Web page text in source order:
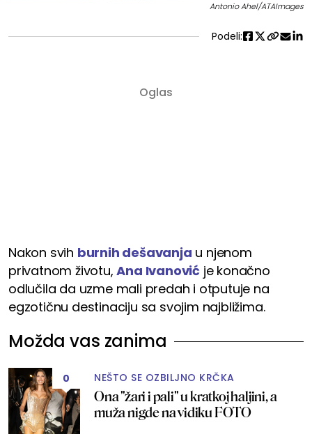
Antonio Ahel/ATAImages
Podeli:
Nakon svih burnih dešavanja u njenom
privatnom životu,Ana Ivanović je konačno
odlučila da uzme mali predah i otputuje na
egzotičnu destinaciju sa svojim najbližima.
Možda vas zanima
0 NEŠTO SE OZBILJNO KRČKA
Ona "žari i pali" u kratkoj haljini, a
muža nigde na vidiku FOTO